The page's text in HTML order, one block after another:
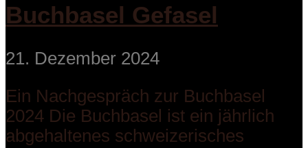
Buchbasel Gefasel
21. Dezember 2024
Ein Nachgespräch zur Buchbasel
2024 Die Buchbasel ist ein jährlich
abgehaltenes schweizerisches